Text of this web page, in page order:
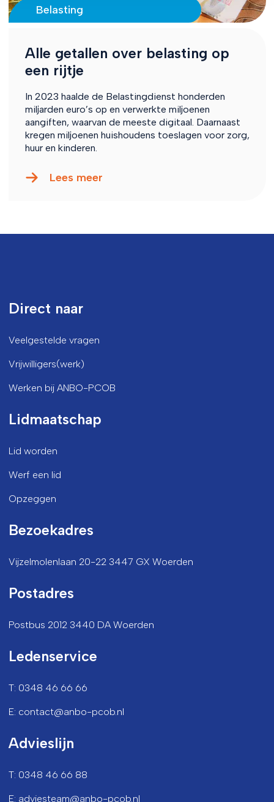
Belasting
Alle getallen over belasting op
een rijtje
In 2023 haalde de Belastingdienst honderden
miljarden euro’s op en verwerkte miljoenen
aangiften, waarvan de meeste digitaal. Daarnaast
kregen miljoenen huishoudens toeslagen voor zorg,
huur en kinderen.
Lees meer
Direct naar
Veelgestelde vragen
Vrijwilligers(werk)
Werken bij ANBO-PCOB
Lidmaatschap
Lid worden
Werf een lid
Opzeggen
Bezoekadres
Vijzelmolenlaan 20-22 3447 GX Woerden
Postadres
Postbus 2012 3440 DA Woerden
Ledenservice
T: 0348 46 66 66
E: contact@anbo-pcob.nl
Advieslijn
T: 0348 46 66 88
E: adviesteam@anbo-pcob.nl